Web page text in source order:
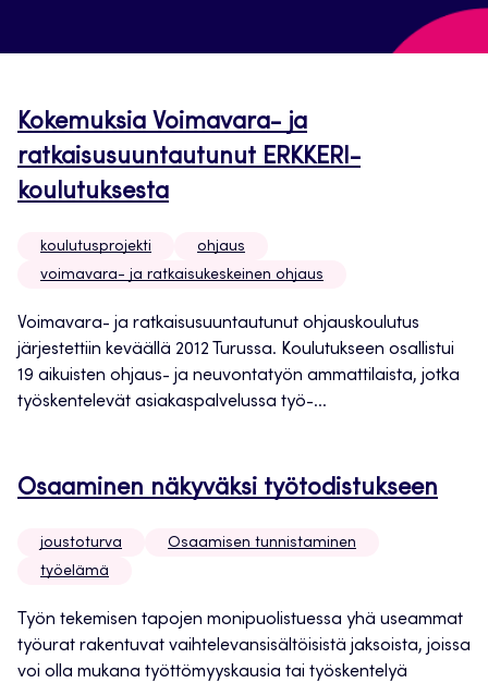
Kokemuksia Voimavara- ja
ratkaisusuuntautunut ERKKERI-
koulutuksesta
koulutusprojekti
ohjaus
voimavara- ja ratkaisukeskeinen ohjaus
Voimavara- ja ratkaisusuuntautunut ohjauskoulutus
järjestettiin keväällä 2012 Turussa. Koulutukseen osallistui
19 aikuisten ohjaus- ja neuvontatyön ammattilaista, jotka
työskentelevät asiakaspalvelussa työ-...
Osaaminen näkyväksi työtodistukseen
joustoturva
Osaamisen tunnistaminen
työelämä
Työn tekemisen tapojen monipuolistuessa yhä useammat
työurat rakentuvat vaihtelevansisältöisistä jaksoista, joissa
voi olla mukana työttömyyskausia tai työskentelyä